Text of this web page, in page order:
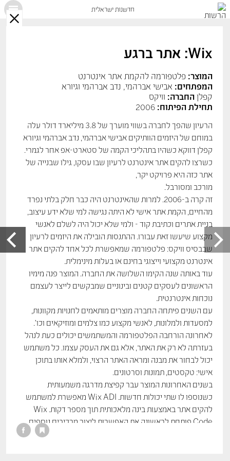
חדשנות ישראלית
Wix: אתר ברגע
המוצר: פלטפורמה להקמת אתר אינטרנט
המפתחים: אבישי אברהמי, נדב אברהמי וגיורא
קפלן החברה: וויקס
תחילת הפיתוח:
הרעיון שהפך לחברה בשווי מוערך של 3.8 מיליארד דולר עלה
במוחם של היזמים הוותיקים אבישי אברהמי, נדב אברהמי וגיורא
קפלן דווקא כשהיו בתהליכי הקמה של סטארט-אפ אחר לגמרי.
כשרצו להקים אתר אינטרנט לרעיון שבו עסקו, גילו שבנייה של
אתר כזה היא פרויקט יקר,
מורכב ומסורבל.
זה קרה ב-2006. למרות שהאינטרנט היה כבר חלק בלתי נפרד
מהחיים, הקמת אתר אישי לא היתה נגישה למי שלא ידע עיצוב,
בניית אתרים וכתיבת קוד - ולמי שלא יכול היה לשלם לאנשי
מקצוע שיעשו זאת עבורו. ההתנסות הובילה את היזמים לרעיון
שבבסיס וויקס: פלטפורמה שמאפשרת לכל אחד להקים אתר
אינטרנט מקצועי וייצוגי בחינם או בעלות מינימלית.
עוד באותה שנה הקימו השלושה את החברה. המוצר פנה מימיו
הראשונים לעסקים קטנים ובינוניים שמבקשים לייצר לעצמם
נוכחות אינטרנטית.
עם השנים פיתחה החברה מוצרים מותאמים לחנויות מקוונות,
למסעדות ולמלונות, לאנשי מקצוע כמו צלמים ומוזיקאים וכו'.
לאחרונה הורחבה הפלטפורמה והמשתמשים יכולים כעת לנהל
בעזרתה לא רק את האתר, אלא גם את העסק עצמו. כל משתמש
יכול לבחור את מבנה ומראה האתר הרצוי, ולמלא אותו בתוכן
אישי: טקסטים, תמונות וסרטונים.
בשנים האחרונות המוצר עבר קפיצת מדרגה משמעותית
כשנוספו לו שתי יכולות חדשות. Wix ADI מאפשרת למשתמש
להקים אתר באמצעות בינה מלאכותית תוך מספר דקות. Wix
Code פותחת לראשונה את האפשרות ליצור מרכיבים נוספים
באמצעות קוד חיצוני. אפשרויות אלה מגדילות באופן משמעותי
X